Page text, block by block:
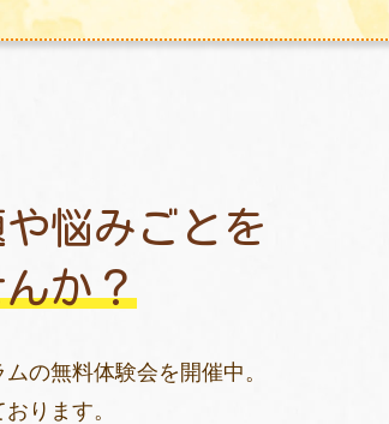
悩みごとを
か？
の無料体験会を開催中。
ります。